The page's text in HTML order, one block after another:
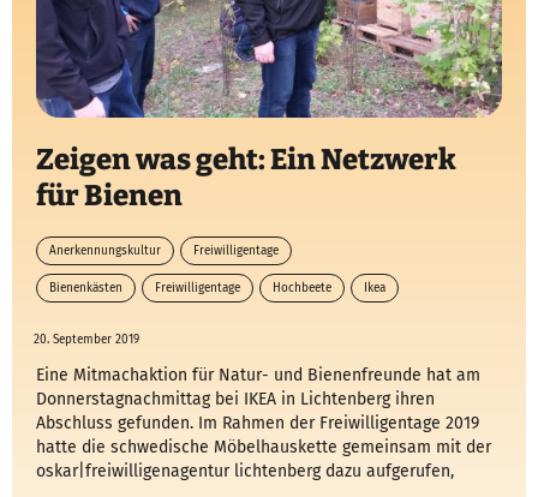
Zeigen was geht: Ein Netzwerk
für Bienen
Anerkennungskultur Freiwilligentage
Bienenkästen Freiwilligentage Hochbeete Ikea
20. September 2019
Eine Mitmachaktion für Natur- und Bienenfreunde hat am
Donnerstagnachmittag bei IKEA in Lichtenberg ihren
Abschluss gefunden. Im Rahmen der Freiwilligentage 2019
hatte die schwedische Möbelhauskette gemeinsam mit der
oskar|freiwilligenagentur lichtenberg dazu aufgerufen,